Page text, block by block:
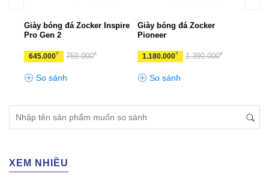
Giày bóng đá Zocker Inspire
Pro Gen 2
645.000₫ 759.000₫
So sánh
Giày bóng đá Zocker
Pioneer
1.180.000₫ 1.390.000₫
So sánh
XEM NHIỀU